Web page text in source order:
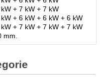
+ 7 kW + 7 kW
+ 6 kW + 6 kW + 6 kW
+ 7 kW + 7 kW + 7 kW